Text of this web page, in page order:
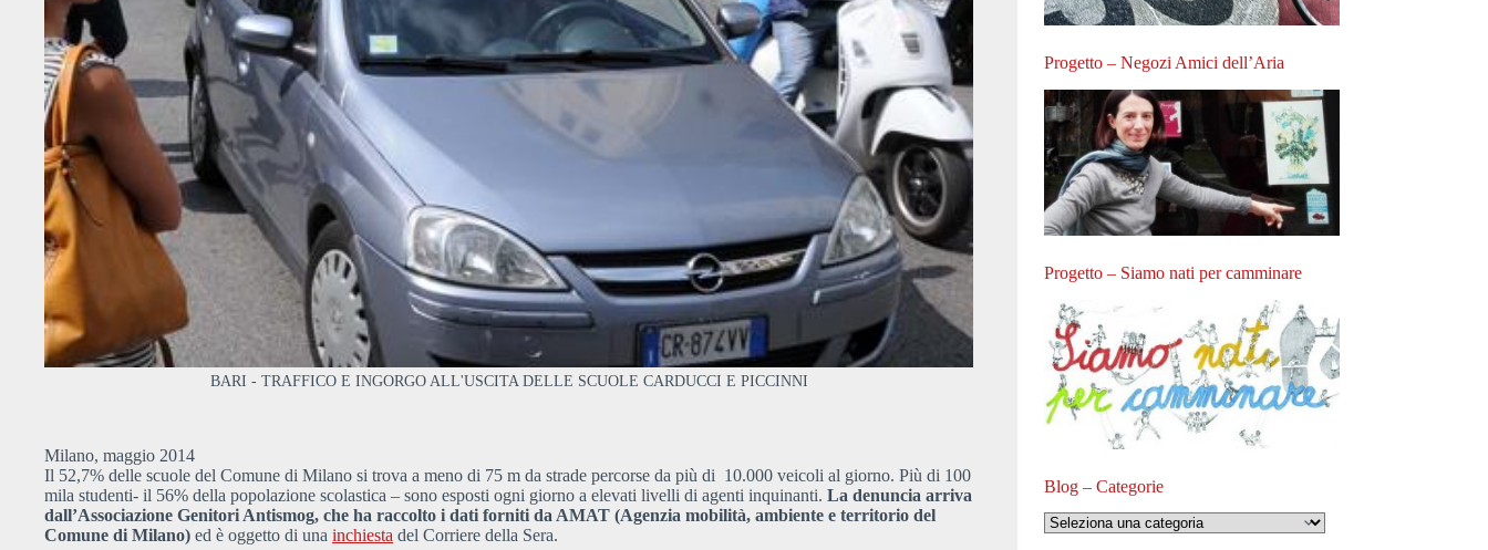
BARI - TRAFFICO E INGORGO ALL'USCITA DELLE SCUOLE CARDUCCI E PICCINNI
Milano, maggio 2014
Il 52,7% delle scuole del Comune di Milano si trova a meno di 75 m da strade percorse da più di 10.000 veicoli al giorno. Più di 100
mila studenti- il 56% della popolazione scolastica – sono esposti ogni giorno a elevati livelli di agenti inquinanti. La denuncia arriva
dall’Associazione Genitori Antismog, che ha raccolto i dati forniti da AMAT (Agenzia mobilità, ambiente e territorio del
Comune di Milano) ed è oggetto di una inchiesta del Corriere della Sera.
Progetto – Negozi Amici dell’Aria
Progetto – Siamo nati per camminare
Blog – Categorie
Blog
–